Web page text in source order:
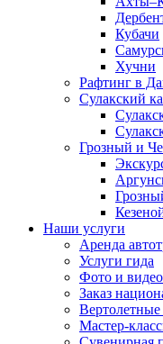
Кубачи
Хучни
Рафтинг в
Сулакский
Грозный и
Наши услуги
Аренда
Услуги гида
Фото и
Заказ
Мастер-